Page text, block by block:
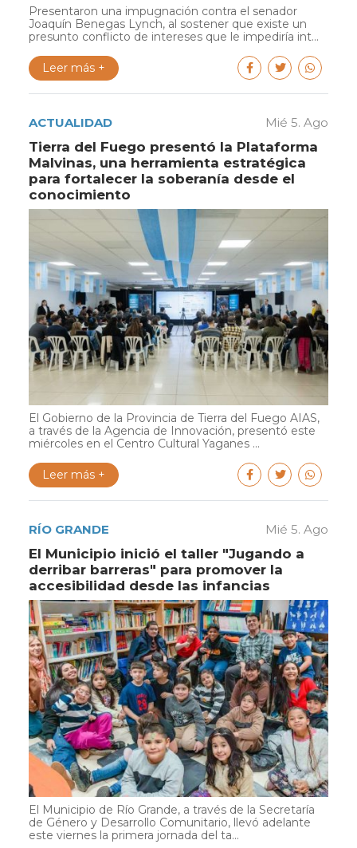
Presentaron una impugnación contra el senador
Joaquín Benegas Lynch, al sostener que existe un
presunto conflicto de intereses que le impediría int...
Leer más +
ACTUALIDAD Mié 5. Ago
Tierra del Fuego presentó la Plataforma
Malvinas, una herramienta estratégica
para fortalecer la soberanía desde el
conocimiento
El Gobierno de la Provincia de Tierra del Fuego AIAS,
a través de la Agencia de Innovación, presentó este
miércoles en el Centro Cultural Yaganes ...
Leer más +
RÍO GRANDE Mié 5. Ago
El Municipio inició el taller "Jugando a
derribar barreras" para promover la
accesibilidad desde las infancias
El Municipio de Río Grande, a través de la Secretaría
de Género y Desarrollo Comunitario, llevó adelante
este viernes la primera jornada del ta...